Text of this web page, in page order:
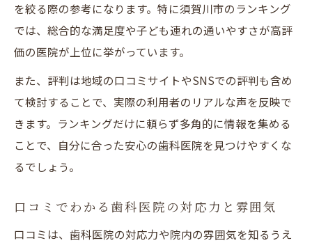
を絞る際の参考になります。特に須賀川市のランキング
では、総合的な満足度や子ども連れの通いやすさが高評
価の医院が上位に挙がっています。
また、評判は地域の口コミサイトやSNSでの評判も含め
て検討することで、実際の利用者のリアルな声を反映で
きます。ランキングだけに頼らず多角的に情報を集める
ことで、自分に合った安心の歯科医院を見つけやすくな
るでしょう。
口コミでわかる歯科医院の対応力と雰囲気
口コミは、歯科医院の対応力や院内の雰囲気を知るうえ